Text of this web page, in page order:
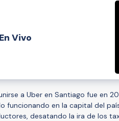
Vivo
a Uber en Santiago fue en
funcionando en la capital del
desatando la ira de los